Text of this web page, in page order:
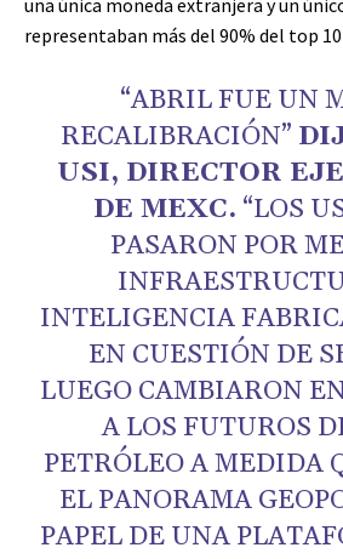
representaban más del 90% del top
“ABRIL FUE UN
RECALIBRACIÓN”
USI, DIRECTOR
DE MEXC. “LOS
PASARON POR
INTELIGENCIA
EN CUESTIÓN DE
LUEGO CAMBIARON
A LOS FUTUROS
PETRÓLEO A MEDIDA
EL PANORAMA
PAPEL DE UNA